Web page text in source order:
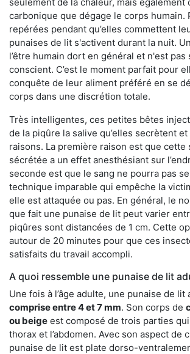
carbonique que dégage le corps humain.
repérées pendant qu’elles commettent
punaises de lit s'activent durant la nuit.
l’être humain dort en général et n'est pas
conscient. C’est le moment parfait pour
conquête de leur aliment préféré en se
corps dans une discrétion totale.
Très intelligentes, ces petites bêtes
de la piqûre la salive qu’elles secrètent
raisons. La première raison est que cette
sécrétée a un effet anesthésiant sur
seconde est que le sang ne pourra pas
technique imparable qui empêche la
elle est attaquée ou pas. En général, le
que fait une punaise de lit peut varier
piqûres sont distancées de 1 cm. Cette
autour de 20 minutes pour que ces
satisfaits du travail accompli.
A quoi ressemble une punaise de lit
Une fois à l’âge adulte, une punaise de lit
comprise entre 4 et 7 mm. Son corps de
ou beige est composé de trois parties
thorax et l’abdomen. Avec son aspect de
punaise de lit est plate dorso-